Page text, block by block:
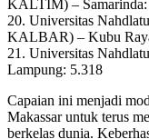
KALTIM) – Samarinda:
20. Universitas
KALBAR) – Kubu
21. Universitas
Lampung: 5.318
Capaian ini menjadi
Makassar untuk terus
berkelas dunia.